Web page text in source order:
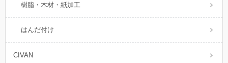
樹脂・木材・紙加工
はんだ付け
CIVAN